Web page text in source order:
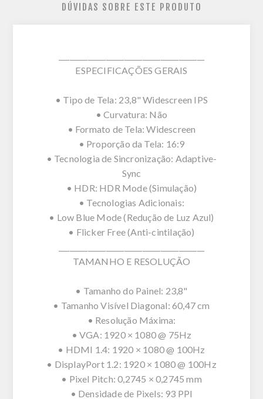
DÚVIDAS SOBRE ESTE PRODUTO
ESPECIFICAÇÕES GERAIS
• Tipo de Tela: 23,8" Widescreen IPS
• Curvatura: Não
• Formato de Tela: Widescreen
• Proporção da Tela: 16:9
• Tecnologia de Sincronização: Adaptive-
Sync
• HDR: HDR Mode (Simulação)
• Tecnologias Adicionais:
• Low Blue Mode (Redução de Luz Azul)
• Flicker Free (Anti-cintilação)
TAMANHO E RESOLUÇÃO
• Tamanho do Painel: 23,8"
• Tamanho Visível Diagonal: 60,47 cm
• Resolução Máxima:
• VGA: 1920 × 1080 @ 75Hz
• HDMI 1.4: 1920 × 1080 @ 100Hz
• DisplayPort 1.2: 1920 × 1080 @ 100Hz
• Pixel Pitch: 0,2745 × 0,2745 mm
• Densidade de Pixels: 93 PPI